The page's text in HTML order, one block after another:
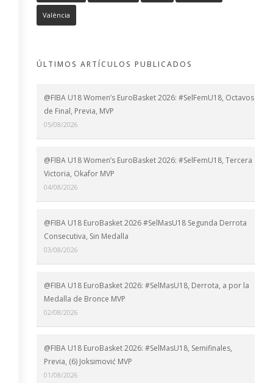
València
ÚLTIMOS ARTÍCULOS PUBLICADOS
@FIBA U18 Women’s EuroBasket 2026: #SelFemU18, Octavos
de Final, Previa, MVP
05/08/2026
@FIBA U18 Women’s EuroBasket 2026: #SelFemU18, Tercera
Victoria, Okafor MVP
04/08/2026
@FIBA U18 EuroBasket 2026 #SelMasU18 Segunda Derrota
Consecutiva, Sin Medalla
03/08/2026
@FIBA U18 EuroBasket 2026: #SelMasU18, Derrota, a por la
Medalla de Bronce MVP
02/08/2026
@FIBA U18 EuroBasket 2026: #SelMasU18, Semifinales,
Previa, (6) Joksimović MVP
01/08/2026